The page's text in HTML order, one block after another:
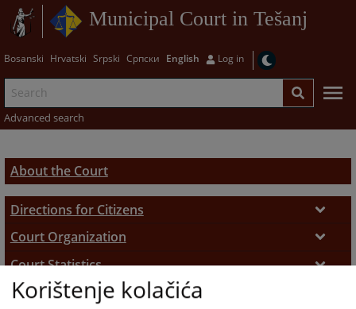
Municipal Court in Tešanj
Bosanski Hrvatski Srpski Српски English Log in
Advanced search
About the Court
Directions for Citizens
Working hours
Pisarnica suda
Legal Certificates
Court Organization
Court Juristiction
Court Departments
Court Statistics
Court's Operative Reports
History
Korištenje kolačića